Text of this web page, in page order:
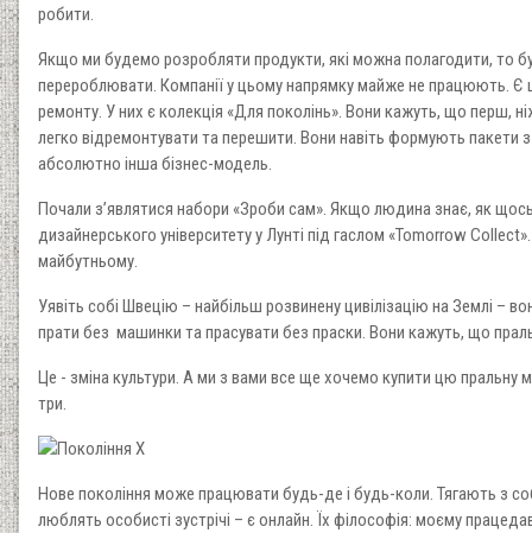
робити.
Якщо ми будемо розробляти продукти, які можна полагодити, то
перероблювати. Компанії у цьому напрямку майже не працюють.
ремонту. У них є колекція «Для поколінь». Вони кажуть, що перш,
легко відремонтувати та перешити. Вони навіть формують пакети
абсолютно інша бізнес-модель.
Почали з’являтися набори «Зроби сам». Якщо людина знає, як
дизайнерського університету у Лунті під гаслом «Tomorrow
майбутньому.
Уявіть собі Швецію – найбільш розвинену цивілізацію на Землі –
прати без машинки та прасувати без праски. Вони кажуть, що
Це - зміна культури. А ми з вами все ще хочемо купити цю
три.
Нове покоління може працювати будь-де і будь-коли. Тягають з
люблять особисті зустрічі – є онлайн. Їх філософія: моєму